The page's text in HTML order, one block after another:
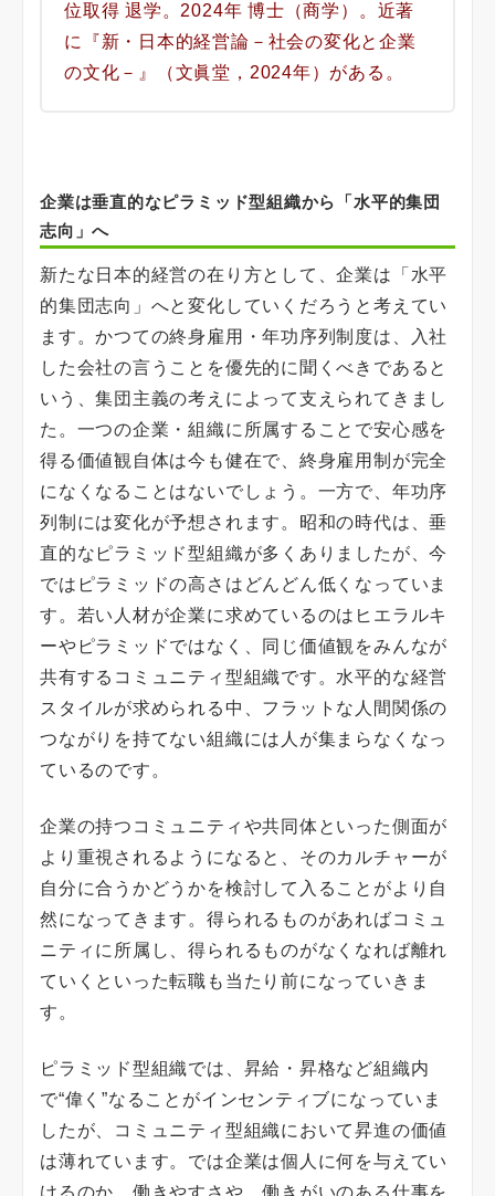
位取得 退学。2024年 博士（商学）。近著
に『新・日本的経営論－社会の変化と企業
の文化－』（文眞堂，2024年）がある。
企業は垂直的なピラミッド型組織から「水平的集団
志向」へ
新たな日本的経営の在り方として、企業は「水平
的集団志向」へと変化していくだろうと考えてい
ます。かつての終身雇用・年功序列制度は、入社
した会社の言うことを優先的に聞くべきであると
いう、集団主義の考えによって支えられてきまし
た。一つの企業・組織に所属することで安心感を
得る価値観自体は今も健在で、終身雇用制が完全
になくなることはないでしょう。一方で、年功序
列制には変化が予想されます。昭和の時代は、垂
直的なピラミッド型組織が多くありましたが、今
ではピラミッドの高さはどんどん低くなっていま
す。若い人材が企業に求めているのはヒエラルキ
ーやピラミッドではなく、同じ価値観をみんなが
共有するコミュニティ型組織です。水平的な経営
スタイルが求められる中、フラットな人間関係の
つながりを持てない組織には人が集まらなくなっ
ているのです。
企業の持つコミュニティや共同体といった側面が
より重視されるようになると、そのカルチャーが
自分に合うかどうかを検討して入ることがより自
然になってきます。得られるものがあればコミュ
ニティに所属し、得られるものがなくなれば離れ
ていくといった転職も当たり前になっていきま
す。
ピラミッド型組織では、昇給・昇格など組織内
で“偉く”なることがインセンティブになっていま
したが、コミュニティ型組織において昇進の価値
は薄れています。では企業は個人に何を与えてい
けるのか。働きやすさや、働きがいのある仕事を